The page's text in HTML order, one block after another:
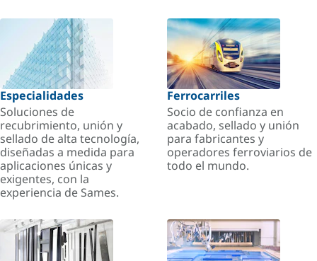
Especialidades
Soluciones de
recubrimiento, unión y
sellado de alta tecnología,
diseñadas a medida para
aplicaciones únicas y
exigentes, con la
experiencia de Sames.
Ferrocarriles
Socio de confianza en
acabado, sellado y unión
para fabricantes y
operadores ferroviarios de
todo el mundo.